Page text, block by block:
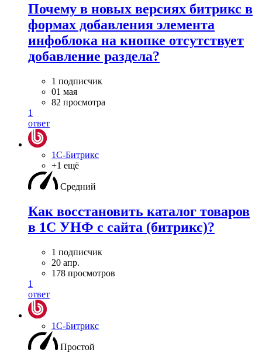
Почему в новых версиях битрикс в
формах добавления элемента
инфоблока на кнопке отсутствует
добавление раздела?
1 подписчик
01 мая
82 просмотра
1
ответ
1С-Битрикс
+1 ещё
Средний
Как восстановить каталог товаров
в 1С УНФ с сайта (битрикс)?
1 подписчик
20 апр.
178 просмотров
1
ответ
1С-Битрикс
Простой